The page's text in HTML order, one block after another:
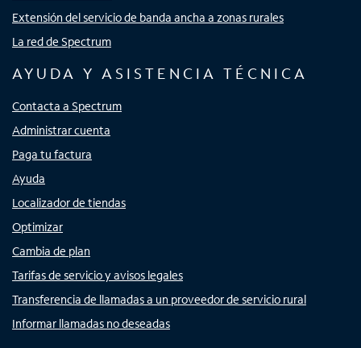
Extensión del servicio de banda ancha a zonas rurales
La red de Spectrum
AYUDA Y ASISTENCIA TÉCNICA
Contacta a Spectrum
Administrar cuenta
Paga tu factura
Ayuda
Localizador de tiendas
Optimizar
Cambia de plan
Tarifas de servicio y avisos legales
Transferencia de llamadas a un proveedor de servicio rural
Informar llamadas no deseadas